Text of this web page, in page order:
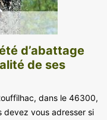
d’abattage
de ses
dans le 46300,
devez vous adresser si